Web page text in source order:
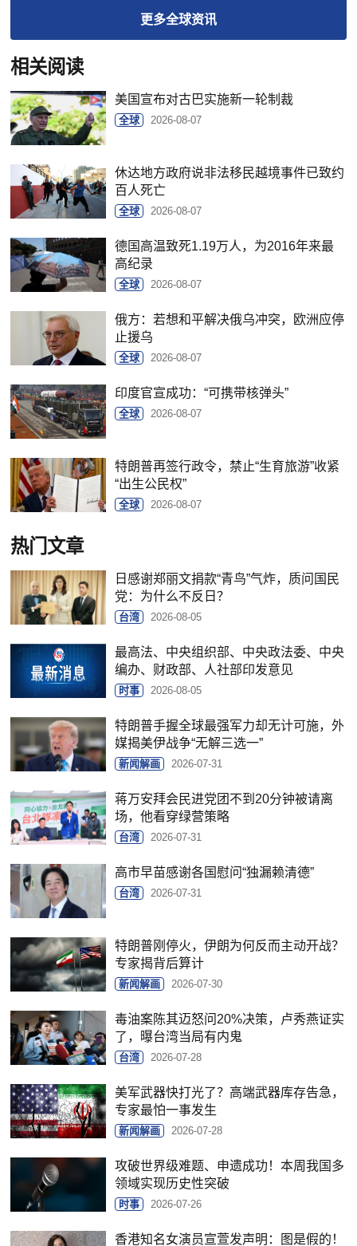
更多全球资讯
相关阅读
美国宣布对古巴实施新一轮制裁
全球 2026-08-07
休达地方政府说非法移民越境事件已致约
百人死亡
全球 2026-08-07
德国高温致死1.19万人，为2016年来最
高纪录
全球 2026-08-07
俄方：若想和平解决俄乌冲突，欧洲应停
止援乌
全球 2026-08-07
印度官宣成功：“可携带核弹头”
全球 2026-08-07
特朗普再签行政令，禁止“生育旅游”收紧
“出生公民权”
全球 2026-08-07
热门文章
日感谢郑丽文捐款“青鸟”气炸，质问国民
党：为什么不反日？
台湾 2026-08-05
最高法、中央组织部、中央政法委、中央
编办、财政部、人社部印发意见
时事 2026-08-05
特朗普手握全球最强军力却无计可施，外
媒揭美伊战争“无解三选一”
新闻解画 2026-07-31
蒋万安拜会民进党团不到20分钟被请离
场，他看穿绿营策略
台湾 2026-07-31
高市早苗感谢各国慰问“独漏赖清德”
台湾 2026-07-31
特朗普刚停火，伊朗为何反而主动开战？
专家揭背后算计
新闻解画 2026-07-30
毒油案陈其迈怒问20%决策，卢秀燕证实
了，曝台湾当局有内鬼
台湾 2026-07-28
美军武器快打光了？高端武器库存告急，
专家最怕一事发生
新闻解画 2026-07-28
攻破世界级难题、申遗成功！本周我国多
领域实现历史性突破
时事 2026-07-26
香港知名女演员宣萱发声明：图是假的！